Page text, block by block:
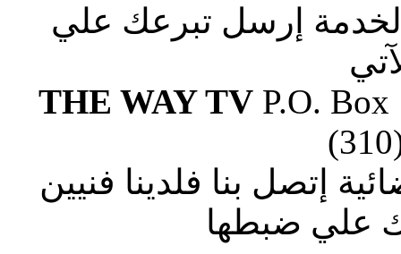
إرسل تبرعك علي
THE WAY TVP.O. Box
إتصل بنا فلدينا فنيين
علي ضبطها